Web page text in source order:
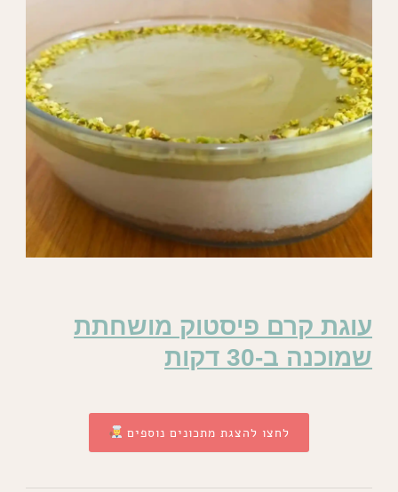
עוגת קרם פיסטוק מושחתת
שמוכנה ב-30 דקות
לחצו להצגת מתכונים נוספים